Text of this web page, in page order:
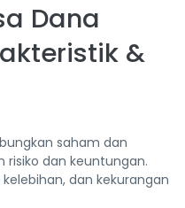
Dana
&
saham dan
risiko dan keuntungan.
dan kekurangan